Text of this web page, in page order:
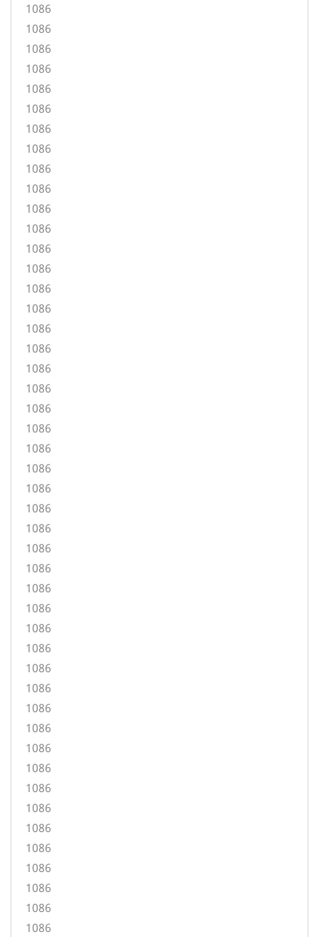
1086
1086
1086
1086
1086
1086
1086
1086
1086
1086
1086
1086
1086
1086
1086
1086
1086
1086
1086
1086
1086
1086
1086
1086
1086
1086
1086
1086
1086
1086
1086
1086
1086
1086
1086
1086
1086
1086
1086
1086
1086
1086
1086
1086
1086
1086
1086